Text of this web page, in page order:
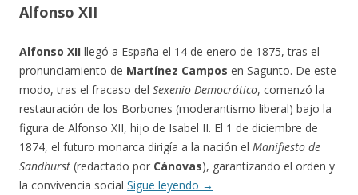
Alfonso XII
Alfonso XII llegó a España el 14 de enero de 1875, tras el
pronunciamiento de Martínez Campos en Sagunto. De este
modo, tras el fracaso del Sexenio Democrático, comenzó la
restauración de los Borbones (moderantismo liberal) bajo la
figura de Alfonso XII, hijo de Isabel II. El 1 de diciembre de
1874, el futuro monarca dirigía a la nación el Manifiesto de
Sandhurst (redactado por Cánovas), garantizando el orden y
la convivencia social Sigue leyendo →